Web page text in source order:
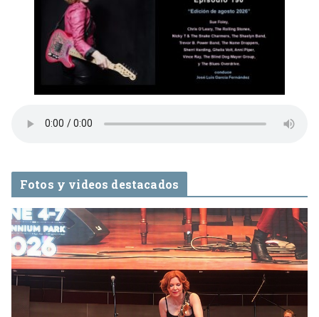
Fotos y videos destacados